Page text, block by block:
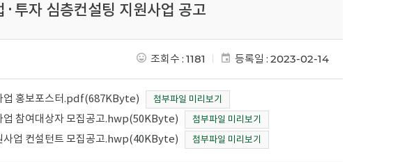
투자 심층컨설팅 지원사업 공고
등록일 : 2023-02-14
조회수 : 1181
업 홍보포스터.pdf(687KByte) 첨부파일 미리보기
업 참여대상자 모집공고.hwp(50KByte) 첨부파일 미리보기
사업 컨설턴트 모집공고.hwp(40KByte) 첨부파일 미리보기